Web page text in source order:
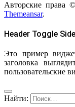
Авторские права
Themeansar.
Header Toggle
Это пример
заголовка
пользовательские
Найти: